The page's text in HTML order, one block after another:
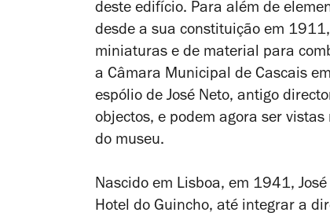
deste edifício. Para além de
desde a sua constituição em
miniaturas e de material para
a Câmara Municipal de Cascais
espólio de José Neto, antigo
objectos, e podem agora ser
do museu.
Nascido em Lisboa, em 1941,
Hotel do Guincho, até integrar a